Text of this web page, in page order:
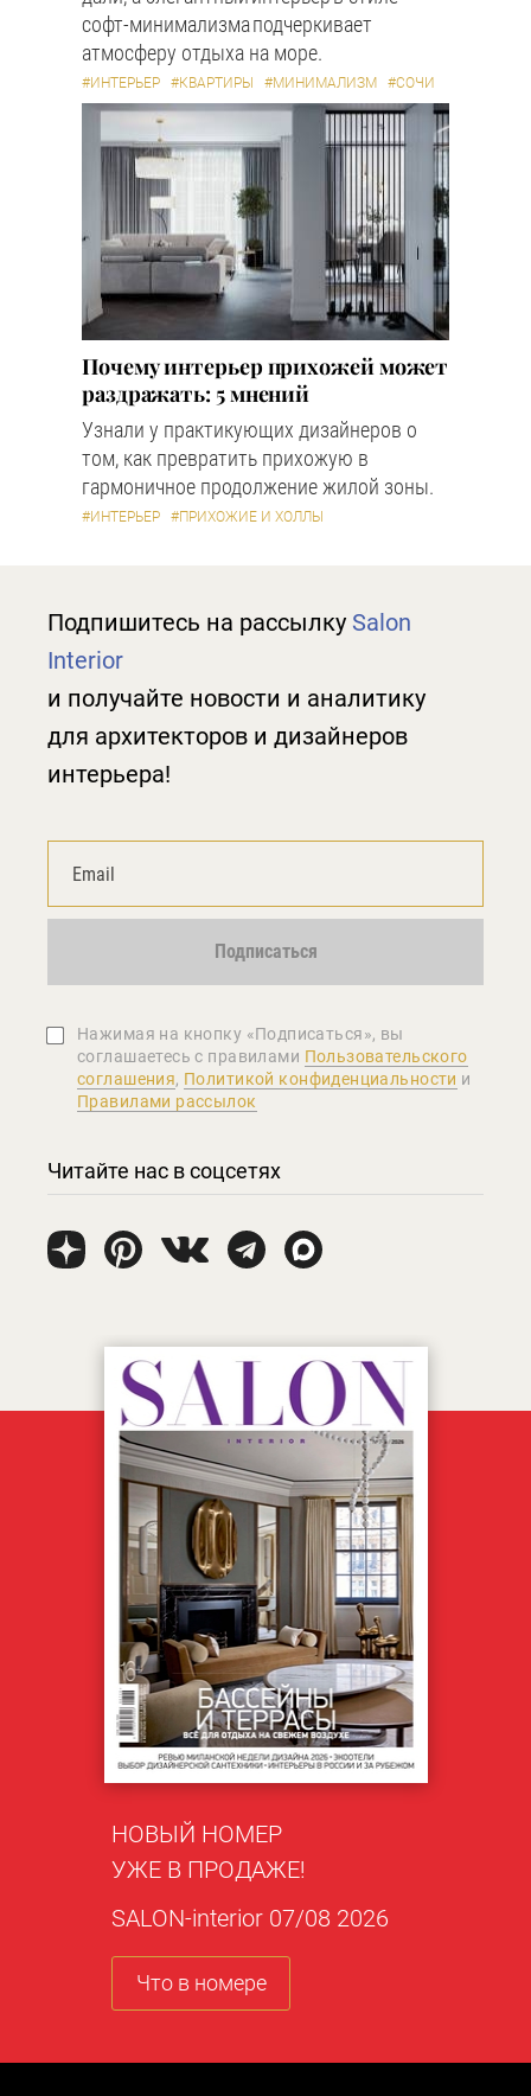
софт-минимализма подчеркивает
атмосферу отдыха на море.
#ИНТЕРЬЕР #КВАРТИРЫ #МИНИМАЛИЗМ #СОЧИ
Почему интерьер прихожей может
раздражать: 5 мнений
Узнали у практикующих дизайнеров о
том, как превратить прихожую в
гармоничное продолжение жилой зоны.
#ИНТЕРЬЕР #ПРИХОЖИЕ И ХОЛЛЫ
Подпишитесь на рассылку Salon
Interior
и получайте новости и аналитику
для архитекторов и дизайнеров
интерьера!
Подписаться
Нажимая на кнопку «Подписаться», вы
соглашаетеcь с правилами Пользовательского
соглашения, Политикой конфиденциальности и
Правилами рассылок
Читайте нас в соцсетях
НОВЫЙ НОМЕР
УЖЕ В ПРОДАЖЕ!
SALON-interior 07/08 2026
Что в номере